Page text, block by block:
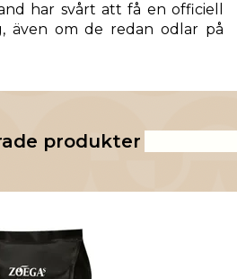
har svårt att få en officiell
även om de redan odlar på
produkter